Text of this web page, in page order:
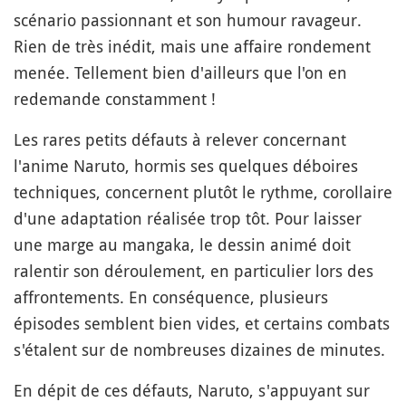
scénario passionnant et son humour ravageur.
Rien de très inédit, mais une affaire rondement
menée. Tellement bien d'ailleurs que l'on en
redemande constamment !
Les rares petits défauts à relever concernant
l'anime Naruto, hormis ses quelques déboires
techniques, concernent plutôt le rythme, corollaire
d'une adaptation réalisée trop tôt. Pour laisser
une marge au mangaka, le dessin animé doit
ralentir son déroulement, en particulier lors des
affrontements. En conséquence, plusieurs
épisodes semblent bien vides, et certains combats
s'étalent sur de nombreuses dizaines de minutes.
En dépit de ces défauts, Naruto, s'appuyant sur